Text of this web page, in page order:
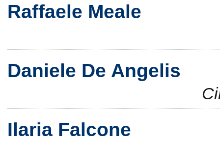
Raffaele Meale
Daniele De Angelis
Ilaria Falcone